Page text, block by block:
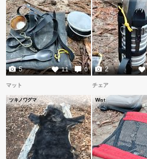
11 0
5 2
マット
ツキノワグマ
チェア
Wist